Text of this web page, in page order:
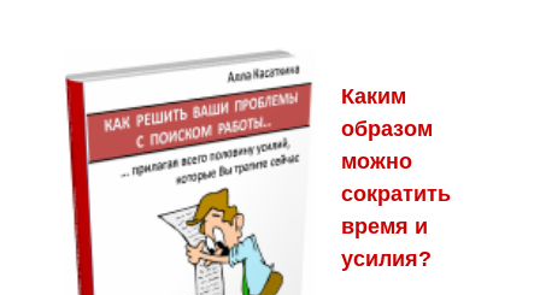
Каким
образом
можно
сократить
время и
усилия?